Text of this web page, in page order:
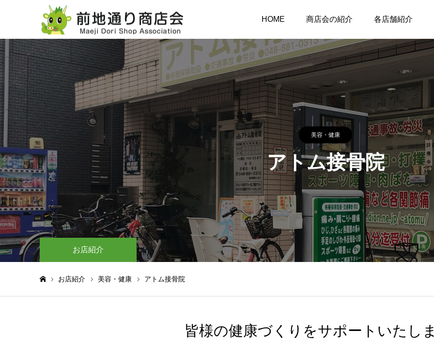
HOME 商店会の紹介 各店舗紹介
美容・健康
アトム接骨院
お店紹介
お店紹介 美容・健康 アトム接骨院
皆様の健康づくりをサポートいたし